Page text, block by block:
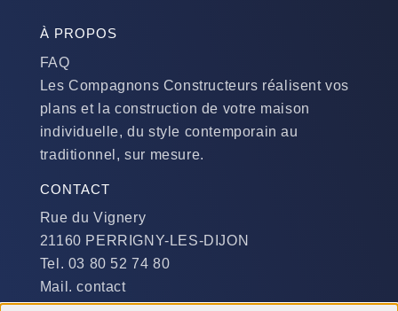
À PROPOS
FAQ
Les Compagnons Constructeurs réalisent vos
plans et la construction de votre maison
individuelle, du style contemporain au
traditionnel, sur mesure.
CONTACT
Rue du Vignery
21160 PERRIGNY-LES-DIJON
Tel. 03 80 52 74 80
Mail. contact